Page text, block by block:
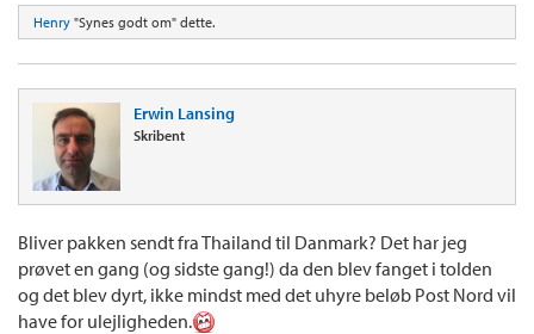
Henry "Synes godt om" dette.
Erwin Lansing
Skribent
Bliver pakken sendt fra Thailand til Danmark? Det har jeg
prøvet en gang (og sidste gang!) da den blev fanget i tolden
og det blev dyrt, ikke mindst med det uhyre beløb Post Nord vil
have for ulejligheden.